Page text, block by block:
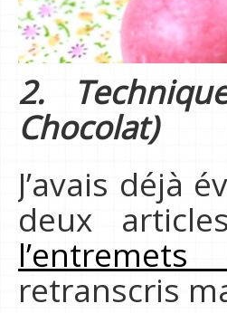
2.
Chocolat)
J’avais déjà
deux
l’entremets
retranscris